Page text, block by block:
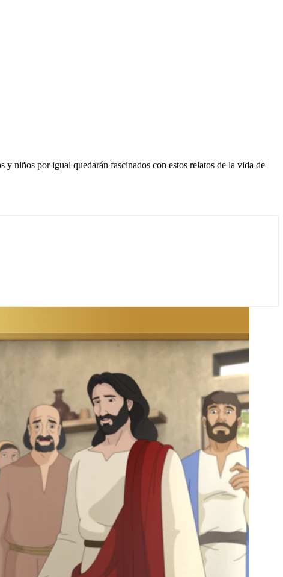
niños por igual quedarán fascinados con estos relatos de la vida de